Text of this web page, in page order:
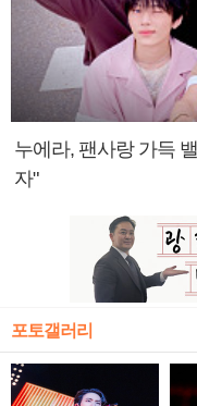
누에라, 팬사랑 가득
자"
포토갤러리